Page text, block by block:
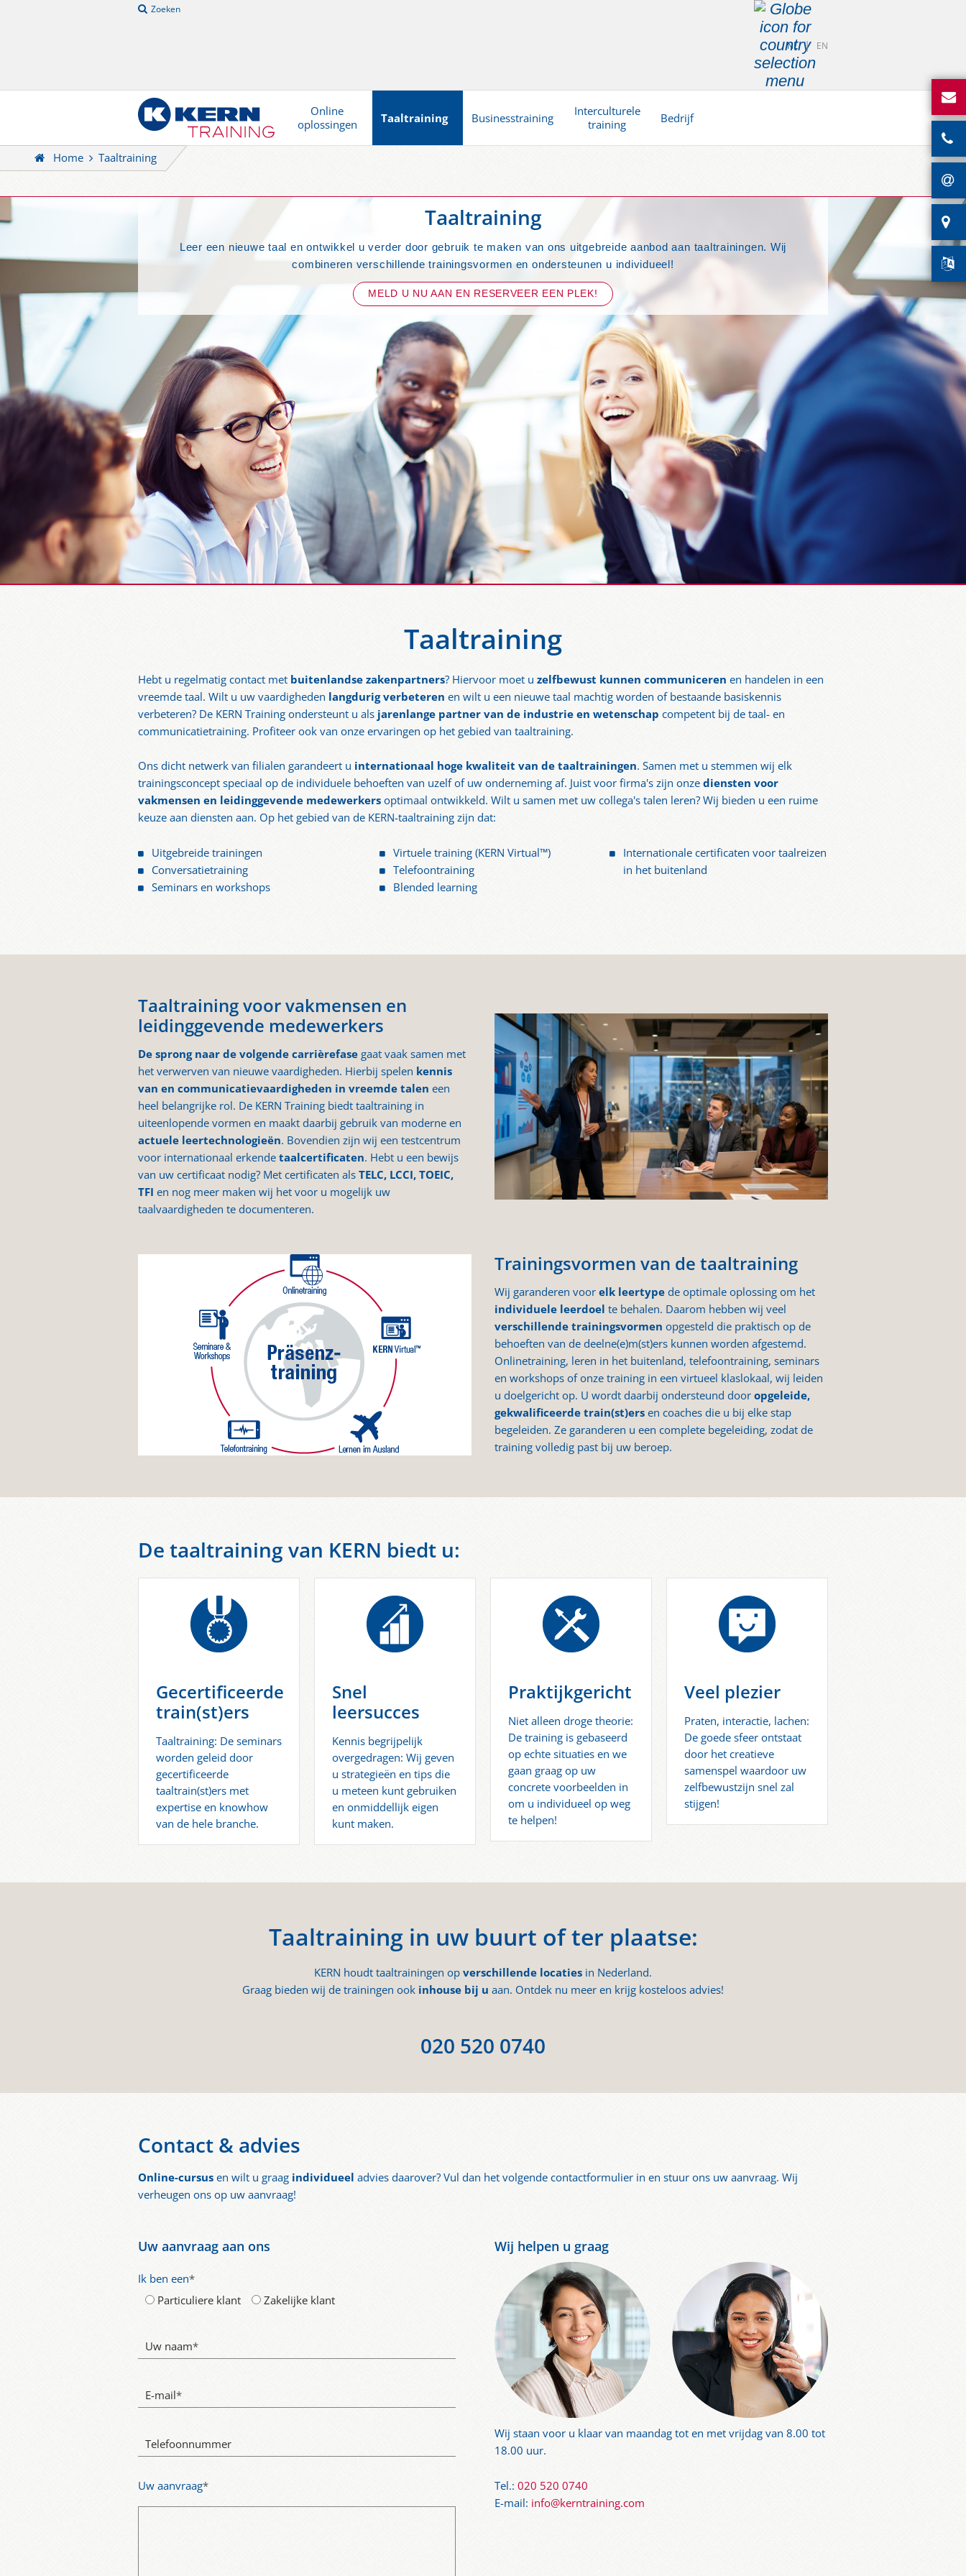
Zoeken
NL EN
Online
oplossingen
Taaltraining Businesstraining
Interculturele
training
Bedrijf
Home Taaltraining
Taaltraining
Leer een nieuwe taal en ontwikkel u verder door gebruik te maken van ons uitgebreide aanbod aan taaltrainingen. Wij
combineren verschillende trainingsvormen en ondersteunen u individueel!
MELD U NU AAN EN RESERVEER EEN PLEK!
Taaltraining
Hebt u regelmatig contact met buitenlandse zakenpartners? Hiervoor moet u zelfbewust kunnen communiceren en handelen in een
vreemde taal. Wilt u uw vaardigheden langdurig verbeteren en wilt u een nieuwe taal machtig worden of bestaande basiskennis
verbeteren? De KERN Training ondersteunt u als jarenlange partner van de industrie en wetenschap competent bij de taal- en
communicatietraining. Profiteer ook van onze ervaringen op het gebied van taaltraining.
Ons dicht netwerk van filialen garandeert u internationaal hoge kwaliteit van de taaltrainingen. Samen met u stemmen wij elk
trainingsconcept speciaal op de individuele behoeften van uzelf of uw onderneming af. Juist voor firma's zijn onzediensten voor
vakmensen en leidinggevende medewerkersoptimaal ontwikkeld. Wilt u samen met uw collega's talen leren? Wij bieden u een ruime
keuze aan diensten aan. Op het gebied van de KERN-taaltraining zijn dat:
Uitgebreide trainingen
Conversatietraining
Seminars en workshops
Virtuele training (KERN Virtual™)
Telefoontraining
Blended learning
Internationale certificaten voor taalreizen
in het buitenland
Taaltraining voor vakmensen en
leidinggevende medewerkers
De sprong naar de volgende carrièrefasegaat vaak samen met
het verwerven van nieuwe vaardigheden. Hierbij spelen kennis
van en communicatievaardigheden in vreemde talen een
heel belangrijke rol. De KERN Training biedt taaltraining in
uiteenlopende vormen en maakt daarbij gebruik van moderne en
actuele leertechnologieën. Bovendien zijn wij een testcentrum
voor internationaal erkendetaalcertificaten. Hebt u een bewijs
van uw certificaat nodig? Met certificaten alsTELC, LCCI, TOEIC,
TFI en nog meer maken wij het voor u mogelijk uw
taalvaardigheden te documenteren.
Trainingsvormen van de taaltraining
Wij garanderen voorelk leertypede optimale oplossing om het
individuele leerdoel te behalen. Daarom hebben wij veel
verschillende trainingsvormen opgesteld die praktisch op de
behoeften van de deelne(e)m(st)ers kunnen worden afgestemd.
Onlinetraining, leren in het buitenland, telefoontraining, seminars
en workshops of onze training in een virtueel klaslokaal, wij leiden
u doelgericht op. U wordt daarbij ondersteund dooropgeleide,
gekwalificeerde train(st)ersen coaches die u bij elke stap
begeleiden. Ze garanderen u een complete begeleiding, zodat de
training volledig past bij uw beroep.
De taaltraining van KERN biedt u:
Gecertificeerde
train(st)ers
Taaltraining: De seminars
worden geleid door
gecertificeerde
taaltrain(st)ers met
expertise en knowhow
van de hele branche.
Snel
leersucces
Kennis begrijpelijk
overgedragen: Wij geven
u strategieën en tips die
u meteen kunt gebruiken
en onmiddellijk eigen
kunt maken.
Praktijkgericht
Niet alleen droge theorie:
De training is gebaseerd
op echte situaties en we
gaan graag op uw
concrete voorbeelden in
om u individueel op weg
te helpen!
Veel plezier
Praten, interactie, lachen:
De goede sfeer ontstaat
door het creatieve
samenspel waardoor uw
zelfbewustzijn snel zal
stijgen!
Taaltraining in uw buurt of ter plaatse:
KERN houdt taaltrainingen opverschillende locaties in Nederland.
Graag bieden wij de trainingen ook inhouse bij u aan. Ontdek nu meer en krijg kosteloos advies!
020 520 0740
Contact & advies
Online-cursusen wilt u graag individueel advies daarover? Vul dan het volgende contactformulier in en stuur ons uw aanvraag. Wij
verheugen ons op uw aanvraag!
Uw aanvraag aan ons
Ik ben een*
Particuliere klant
Zakelijke klant
Uw naam*
E-mail*
Telefoonnummer
Uw aanvraag*
Wij helpen u graag
Wij staan ​​voor u klaar van maandag tot en met vrijdag van 8.00 tot
18.00 uur.
Tel.: 020 520 0740
E-mail: info@kerntraining.com